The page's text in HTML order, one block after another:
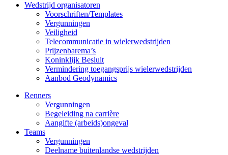
Wedstrijd organisatoren
Voorschriften/Templates
Vergunningen
Veiligheid
Telecommunicatie in wielerwedstrijden
Prijzenbarema’s
Koninklijk Besluit
Vermindering toegangsprijs wielerwedstrijden
Aanbod Geodynamics
Renners
Vergunningen
Begeleiding na carrière
Aangifte (arbeids)ongeval
Teams
Vergunningen
Deelname buitenlandse wedstrijden